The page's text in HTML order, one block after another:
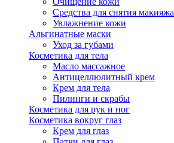
Средства для снятия макияжа
Увлажнение кожи
Альгинатные маски
Уход за губами
Косметика для тела
Масло массажное
Антицеллюлитный крем
Крем для тела
Пилинги и скрабы
Косметика для рук и ног
Косметика вокруг глаз
Крем для глаз